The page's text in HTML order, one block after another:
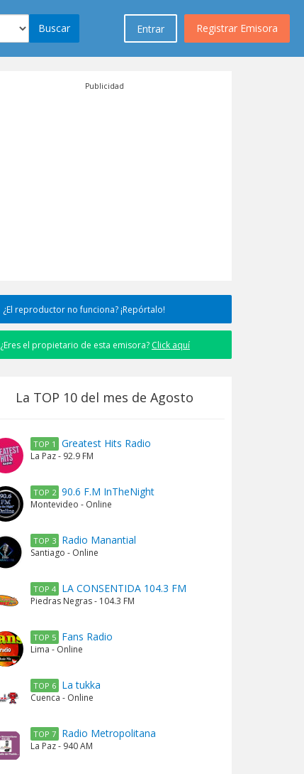
Registrar Emisora
Entrar
Buscar
Publicidad
¿El reproductor no funciona? ¡Repórtalo!
¿Eres el propietario de esta emisora? Click aquí
La TOP 10 del mes de Agosto
TOP 1 Greatest Hits Radio
La Paz - 92.9 FM
TOP 2 90.6 F.M InTheNight
Montevideo - Online
TOP 3 Radio Manantial
Santiago - Online
TOP 4 LA CONSENTIDA 104.3 FM
Piedras Negras - 104.3 FM
TOP 5 Fans Radio
Lima - Online
TOP 6 La tukka
Cuenca - Online
TOP 7 Radio Metropolitana
La Paz - 940 AM